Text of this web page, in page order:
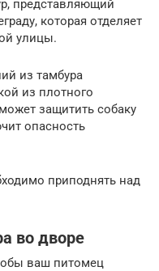
представляющий
которая отделяет
улицы.
из тамбура
из плотного
защитить собаку
опасность
приподнять над
во дворе
ваш питомец